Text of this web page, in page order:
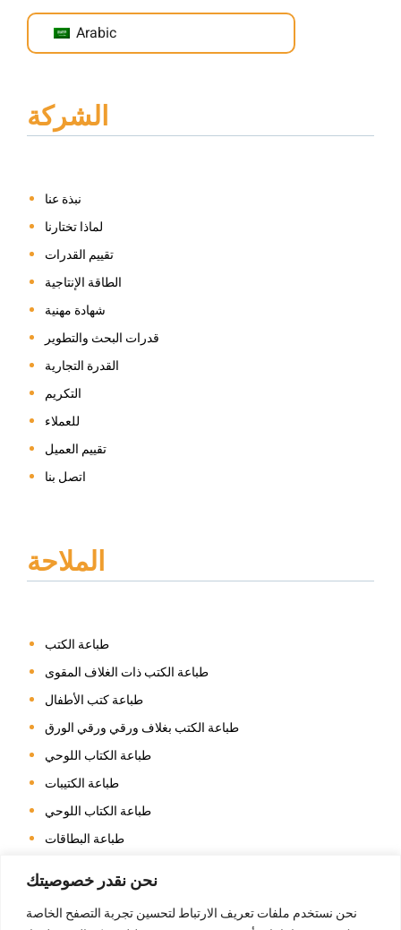
نحن نقدر خصوصيتك
نحن نستخدم ملفات تعريف الارتباط لتحسين تجربة التصفح الخاصة
Arabic
الشركة
نبذة عنا
لماذا تختارنا
تقييم القدرات
الطاقة الإنتاجية
شهادة مهنية
قدرات البحث والتطوير
القدرة التجارية
التكريم
للعملاء
تقييم العميل
اتصل بنا
الملاحة
طباعة الكتب
طباعة الكتب ذات الغلاف المقوى
طباعة كتب الأطفال
طباعة الكتب بغلاف ورقي ورقي الورق
طباعة الكتاب اللوحي
طباعة الكتيبات
طباعة الكتاب اللوحي
طباعة البطاقات
طباعة كتاب التلوين
طباعة المجلات